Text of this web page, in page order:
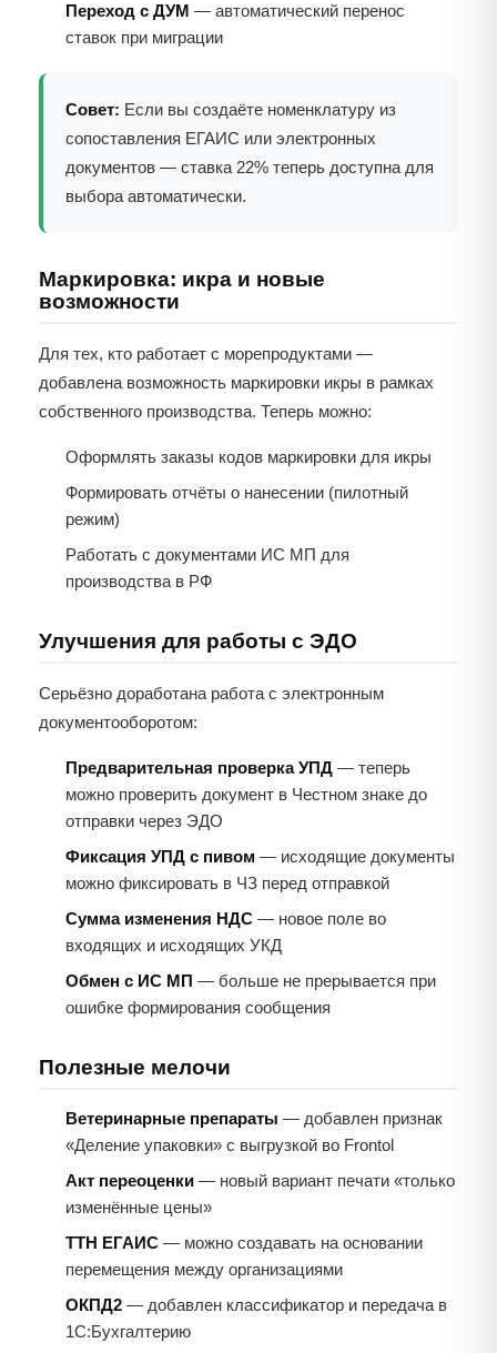
Переход с ДУМ — автоматический перенос
ставок при миграции
Совет: Если вы создаёте номенклатуру из
сопоставления ЕГАИС или электронных
документов — ставка 22% теперь доступна для
выбора автоматически.
Маркировка: икра и новые
возможности
Для тех, кто работает с морепродуктами —
добавлена возможность маркировки икры в рамках
собственного производства. Теперь можно:
Оформлять заказы кодов маркировки для икры
Формировать отчёты о нанесении (пилотный
режим)
Работать с документами ИС МП для
производства в РФ
Улучшения для работы с ЭДО
Серьёзно доработана работа с электронным
документооборотом:
Предварительная проверка УПД — теперь
можно проверить документ в Честном знаке до
отправки через ЭДО
Фиксация УПД с пивом — исходящие документы
можно фиксировать в ЧЗ перед отправкой
Сумма изменения НДС — новое поле во
входящих и исходящих УКД
Обмен с ИС МП — больше не прерывается при
ошибке формирования сообщения
Полезные мелочи
Ветеринарные препараты — добавлен признак
«Деление упаковки» с выгрузкой во Frontol
Акт переоценки — новый вариант печати «только
изменённые цены»
ТТН ЕГАИС — можно создавать на основании
перемещения между организациями
ОКПД2 — добавлен классификатор и передача в
1С:Бухгалтерию